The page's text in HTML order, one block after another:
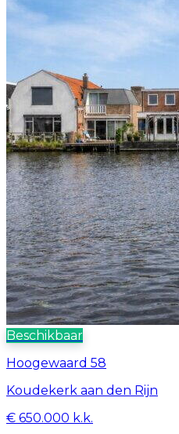
Beschikbaar
Hoogewaard 58
Koudekerk aan den Rijn
€ 650.000 k.k.